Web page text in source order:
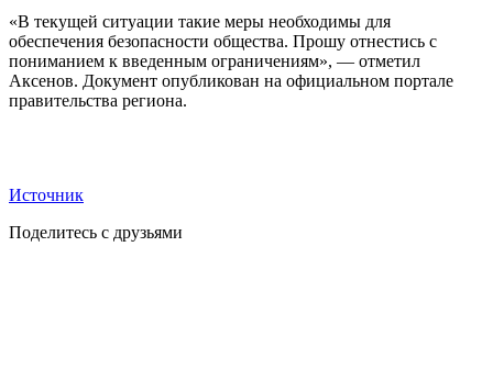
«В текущей ситуации такие меры необходимы для
обеспечения безопасности общества. Прошу отнестись с
пониманием к введенным ограничениям», — отметил
Аксенов. Документ опубликован на официальном портале
правительства региона.
Источник
Поделитесь с друзьями